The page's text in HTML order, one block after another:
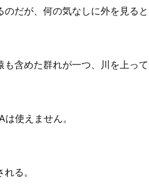
だが、何の気なしに外を見ると
も含めた群れが一つ、川を上って
使えません。
る。